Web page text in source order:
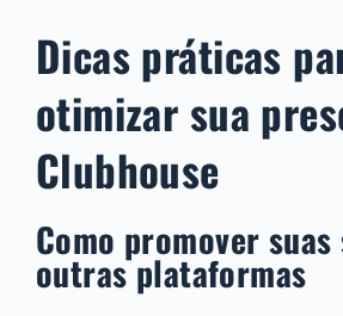
Dicas práticas
otimizar sua
Clubhouse
Como promover suas
outras plataformas